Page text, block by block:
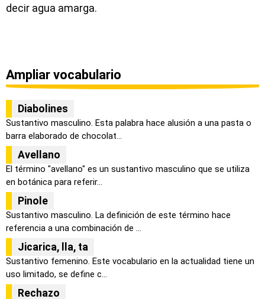
decir agua amarga.
Ampliar vocabulario
Diabolines
Sustantivo masculino. Esta palabra hace alusión a una pasta o
barra elaborado de chocolat...
Avellano
El término "avellano" es un sustantivo masculino que se utiliza
en botánica para referir...
Pinole
Sustantivo masculino. La definición de este término hace
referencia a una combinación de ...
Jicarica, lla, ta
Sustantivo femenino. Este vocabulario en la actualidad tiene un
uso limitado, se define c...
Rechazo